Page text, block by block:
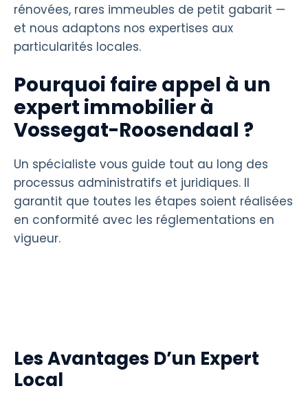
rénovées, rares immeubles de petit gabarit —
et nous adaptons nos expertises aux
particularités locales.
Pourquoi faire appel à un
expert immobilier à
Vossegat-Roosendaal ?
Un spécialiste vous guide tout au long des
processus administratifs et juridiques. Il
garantit que toutes les étapes soient réalisées
en conformité avec les réglementations en
vigueur.
Les Avantages D’un Expert
Local